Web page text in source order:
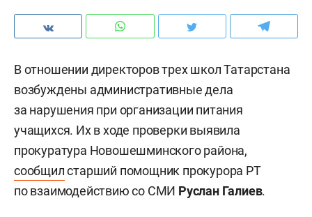
В отношении директоров трех школ Татарстана
возбуждены административные дела
за нарушения при организации питания
учащихся. Их в ходе проверки выявила
прокуратура Новошешминского района,
сообщилстарший помощник прокурора РТ
по взаимодействию со СМИ Руслан Галиев.